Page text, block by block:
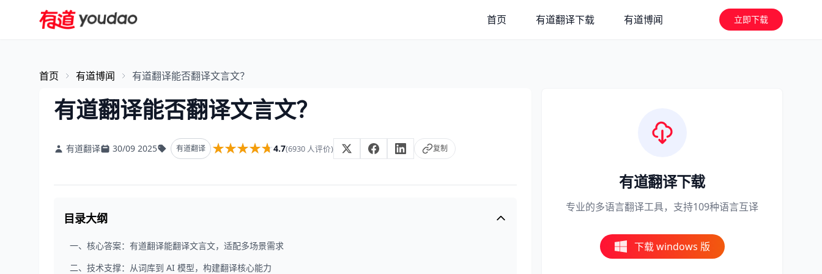
首页 有道翻译下载 有道博闻 立即下载
首页 有道博闻 有道翻译能否翻译文言文？
有道翻译能否翻译文言文？
有道翻译 30/09 2025 有道翻译 ★★★★★
★★★★★4.7(6930 人评价) 复制
目录大纲
一、核心答案：有道翻译能翻译文言文，适配多场景需求
二、技术支撑：从词库到 AI 模型，构建翻译核心能力
有道翻译下载
专业的多语言翻译工具，支持109种语言互译
下载 windows 版